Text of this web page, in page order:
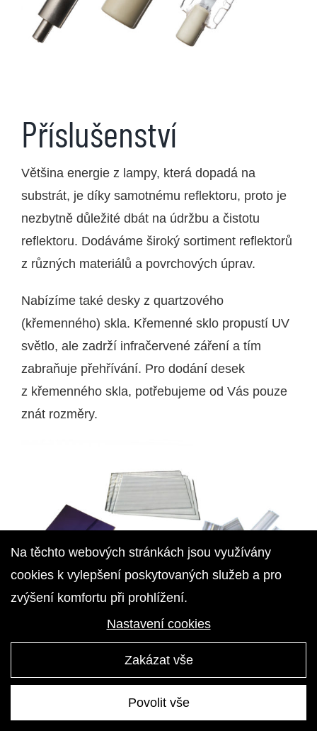
Příslušenství
Většina energie z lampy, která dopadá na
substrát, je díky samotnému reflektoru, proto je
nezbytně důležité dbát na údržbu a čistotu
reflektoru. Dodáváme široký sortiment reflektorů
z různých materiálů a povrchových úprav.
Nabízíme také desky z quartzového
(křemenného) skla. Křemenné sklo propustí UV
světlo, ale zadrží infračervené záření a tím
zabraňuje přehřívání. Pro dodání desek
z křemenného skla, potřebujeme od Vás pouze
znát rozměry.
Na těchto webových stránkách jsou využívány
cookies k vylepšení poskytovaných služeb a pro
zvýšení komfortu při prohlížení.
Nastavení cookies
Zakázat vše
Povolit vše